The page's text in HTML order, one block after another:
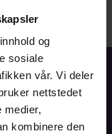
og
sosiale
vår. Vi deler
nettstedet
medier,
kombinere den